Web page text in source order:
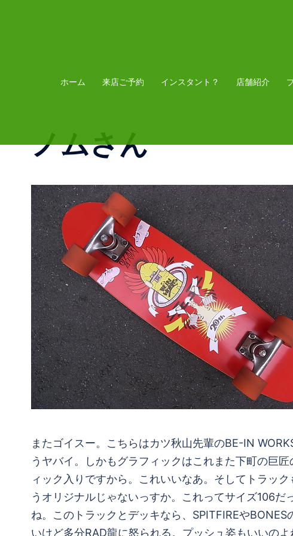
ホーム 来店ご予約 インスタント？ 店舗紹介
ノムさん
またゴイスー。こちらはカツ秋山先輩のBE-IN
うヤバイ。しかもグラフィックはこれまた下町の巨
ィック入りですから。これいいなあ。そしてトラッ
うオリジナルじゃないっすか。これってサイズ106
ね。このトラックとデッキなら、SPITFIREや
いけど多分RAD龍に怒られる。プッシュ姿もいいのよ